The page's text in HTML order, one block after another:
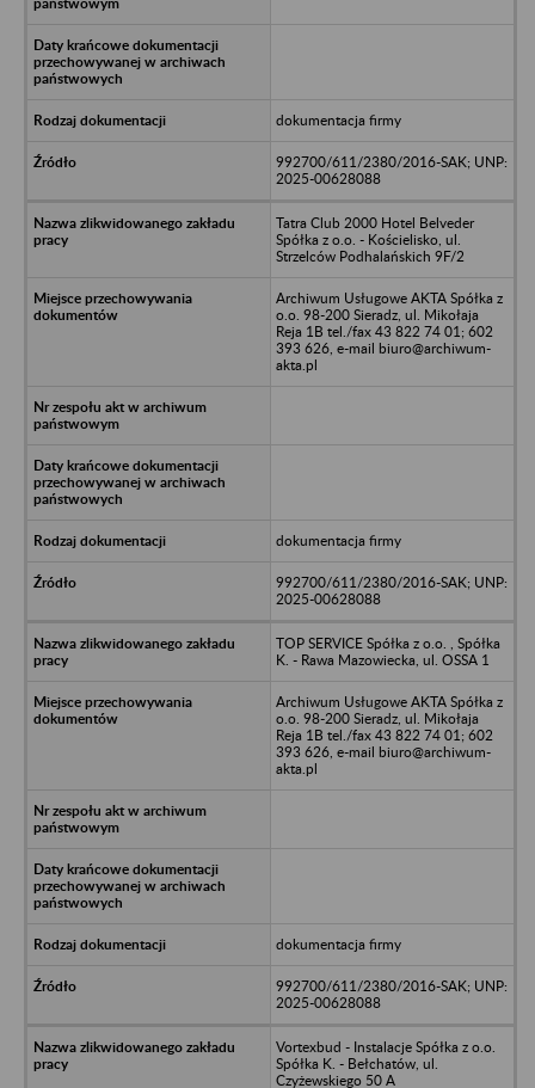
dokumentacja firmy
992700/611/2380/2016-SAK; UNP:
2025-00628088
Tatra Club 2000 Hotel Belveder
Spółka z o.o. - Kościelisko, ul.
Strzelców Podhalańskich 9F/2
Archiwum Usługowe AKTA Spółka z
o.o. 98-200 Sieradz, ul. Mikołaja
Reja 1B tel./fax 43 822 74 01; 602
393 626, e-mail biuro@archiwum-
akta.pl
dokumentacja firmy
992700/611/2380/2016-SAK; UNP:
2025-00628088
TOP SERVICE Spółka z o.o. , Spółka
K. - Rawa Mazowiecka, ul. OSSA 1
Archiwum Usługowe AKTA Spółka z
o.o. 98-200 Sieradz, ul. Mikołaja
Reja 1B tel./fax 43 822 74 01; 602
393 626, e-mail biuro@archiwum-
akta.pl
dokumentacja firmy
992700/611/2380/2016-SAK; UNP:
2025-00628088
Vortexbud - Instalacje Spółka z o.o.
Spółka K. - Bełchatów, ul.
Czyżewskiego 50 A